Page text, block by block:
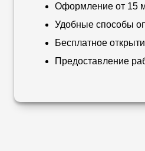
Оформление от 15
Удобные способы
Бесплатное
Предоставление